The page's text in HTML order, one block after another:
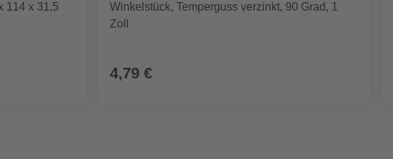
114 x 31,5
Winkelstück, Temperguss verzinkt, 90 Grad, 1
Zoll
4,79 €